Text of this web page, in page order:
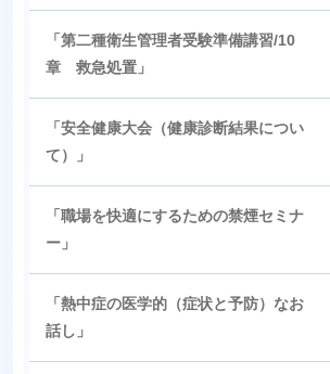
「第二種衛生管理者受験準備講習/10
章 救急処置」
「安全健康大会（健康診断結果につい
て）」
「職場を快適にするための禁煙セミナ
ー」
「熱中症の医学的（症状と予防）なお
話し」